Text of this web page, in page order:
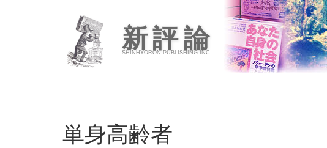
新評論
SHINHYORON PUBLISHING INC.
単身高齢者